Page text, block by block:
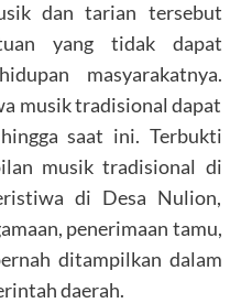
dan tarian tersebut
yang tidak dapat
masyarakatnya.
musik tradisional dapat
saat ini. Terbukti
musik tradisional di
di Desa Nulion,
penerimaan tamu,
ditampilkan dalam
daerah.